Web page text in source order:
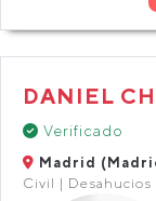
DANIEL
Verificado
Madrid
Civil | Desahucios